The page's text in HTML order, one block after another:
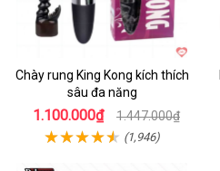
Chày rung King Kong kích thích
sâu đa năng
1.100.000₫ 1.447.000₫
(1,946)